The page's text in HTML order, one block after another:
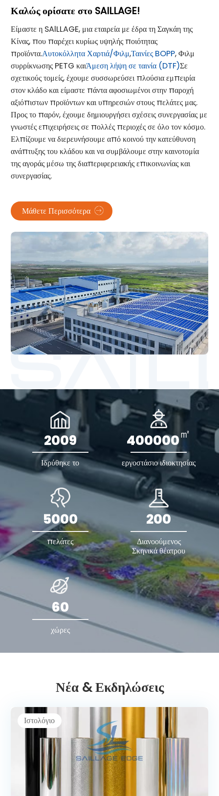
Καλώς ορίσατε στο SAILLAGE!
Είμαστε η SAlLLAGE, μια εταιρεία με έδρα τη Σαγκάη της
Κίνας, που παρέχει κυρίως υψηλής ποιότητας
προϊόντα.Αυτοκόλλητα Χαρτιά/Φιλμ,Ταινίες BOPP, Φιλμ
συρρίκνωσης PETG καιΆμεση λήψη σε ταινία (DTF)Σε
σχετικούς τομείς, έχουμε συσσωρεύσει πλούσια εμπειρία
στον κλάδο και είμαστε πάντα αφοσιωμένοι στην παροχή
αξιόπιστων προϊόντων και υπηρεσιών στους πελάτες μας.
Προς το παρόν, έχουμε δημιουργήσει σχέσεις συνεργασίας με
γνωστές επιχειρήσεις σε πολλές περιοχές σε όλο τον κόσμο.
Ελπίζουμε να διερευνήσουμε από κοινού την κατεύθυνση
ανάπτυξης του κλάδου και να συμβάλουμε στην καινοτομία
της αγοράς μέσω της διαπεριφερειακής επικοινωνίας και
συνεργασίας.
Μάθετε Περισσότερα
2009
Ιδρύθηκε το
400000㎡
εργοστάσιο ιδιοκτησίας
5000
πελάτες
200
Διανοούμενος
Σκηνικά θέατρου
60
χώρες
Νέα & Εκδηλώσεις
Ιστολόγιο